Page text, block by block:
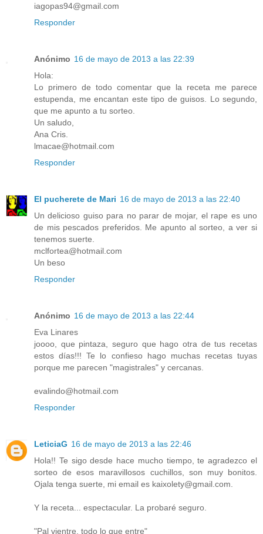
iagopas94@gmail.com
Responder
Anónimo 16 de mayo de 2013 a las 22:39
Hola:
Lo primero de todo comentar que la receta me parece
estupenda, me encantan este tipo de guisos. Lo segundo,
que me apunto a tu sorteo.
Un saludo,
Ana Cris.
lmacae@hotmail.com
Responder
El pucherete de Mari 16 de mayo de 2013 a las 22:40
Un delicioso guiso para no parar de mojar, el rape es uno
de mis pescados preferidos. Me apunto al sorteo, a ver si
tenemos suerte.
mclfortea@hotmail.com
Un beso
Responder
Anónimo 16 de mayo de 2013 a las 22:44
Eva Linares
joooo, que pintaza, seguro que hago otra de tus recetas
estos días!!! Te lo confieso hago muchas recetas tuyas
porque me parecen "magistrales" y cercanas.
evalindo@hotmail.com
Responder
LeticiaG 16 de mayo de 2013 a las 22:46
Hola!! Te sigo desde hace mucho tiempo, te agradezco el
sorteo de esos maravillosos cuchillos, son muy bonitos.
Ojala tenga suerte, mi email es kaixolety@gmail.com.
Y la receta... espectacular. La probaré seguro.
"Pal vientre, todo lo que entre"